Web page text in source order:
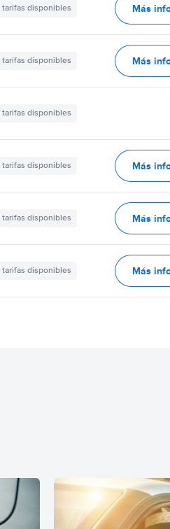
tarifas disponibles Más
tarifas disponibles Más
tarifas disponibles
tarifas disponibles Más
tarifas disponibles Más
tarifas disponibles Más